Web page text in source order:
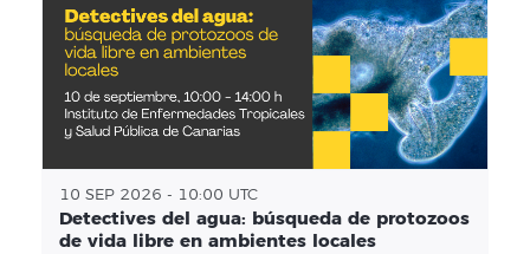
10 SEP 2026 - 10:00 UTC
Detectives del agua: búsqueda de protozoos
de vida libre en ambientes locales